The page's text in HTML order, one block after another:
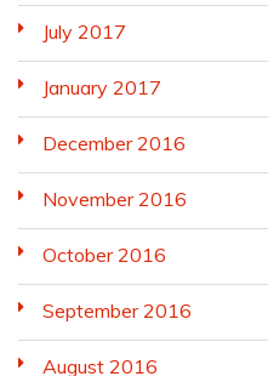
July 2017
January 2017
December 2016
November 2016
October 2016
September 2016
August 2016